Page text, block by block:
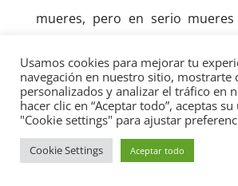
mueres, pero en serio
nómada digital es una buena
Como ya vimos tiene ventajas y
Usamos cookies para mejorar tu
navegación en nuestro sitio, mostrarte
personalizados y analizar el tráfico en
hacer clic en “Aceptar todo”, aceptas
"Cookie settings" para ajustar
Cookie Settings Aceptar todo